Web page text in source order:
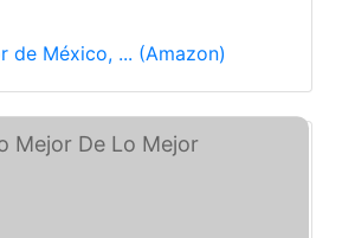
de México, ... (Amazon)